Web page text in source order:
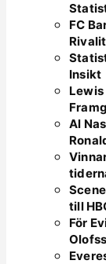
FC
Insikt
Lewis
Al
till
För